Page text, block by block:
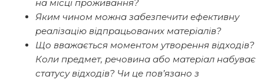
на місці проживання?
Яким чином можна забезпечити ефективну
реалізацію відпрацьованих матеріалів?
Що вважається моментом утворення відходів?
Коли предмет, речовина або матеріал набуває
статусу відходів? Чи це пов’язано з